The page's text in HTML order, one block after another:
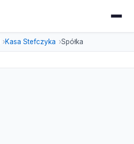
Kasa Stefczyka Spółka